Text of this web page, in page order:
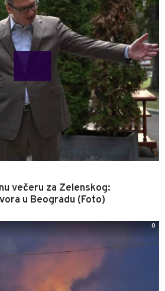
večeru za Zelenskog:
u Beogradu (Foto)
0